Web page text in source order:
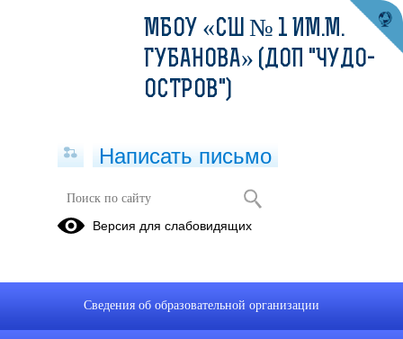
Фотоальбомы
22
МБОУ «СШ № 1 ИМ.М.
ГУБАНОВА» (ДОП "ЧУДО-
ОСТРОВ")
Написать письмо
Версия для слабовидящих
Сведения об образовательной организации